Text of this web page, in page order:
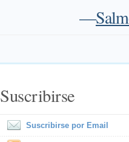
—
Suscribirse
Suscribirse por Email